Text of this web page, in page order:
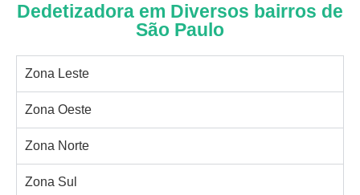
Dedetizadora em Diversos bairros de
São Paulo
Zona Leste
Zona Oeste
Zona Norte
Zona Sul